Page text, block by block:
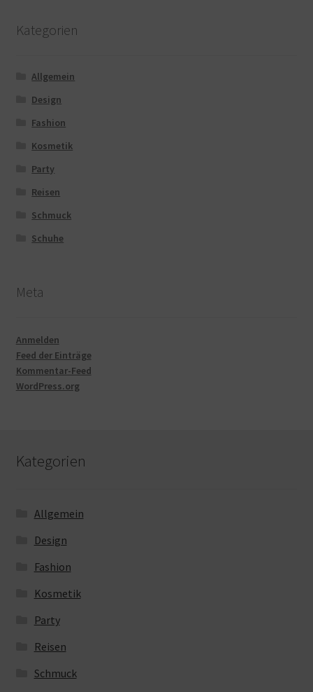
Kategorien
Allgemein
Design
Fashion
Kosmetik
Party
Reisen
Schmuck
Schuhe
Meta
Anmelden
Feed der Einträge
Kommentar-Feed
WordPress.org
Kategorien
Allgemein
Design
Fashion
Kosmetik
Party
Reisen
Schmuck